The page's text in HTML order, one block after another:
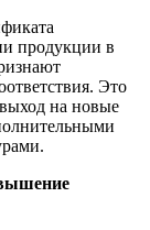
продукции в
Это
на новые